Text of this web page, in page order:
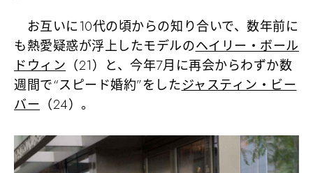
お互いに10代の頃からの知り合いで、数年前に
も熱愛疑惑が浮上したモデルのヘイリー・ボール
ドウィン（21）と、今年7月に再会からわずか数
週間で“スピード婚約”をしたジャスティン・ビー
バー （24）。